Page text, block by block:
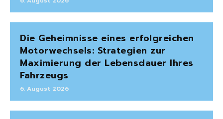
Die Geheimnisse eines erfolgreichen
Motorwechsels: Strategien zur
Maximierung der Lebensdauer Ihres
Fahrzeugs
6. August 2026